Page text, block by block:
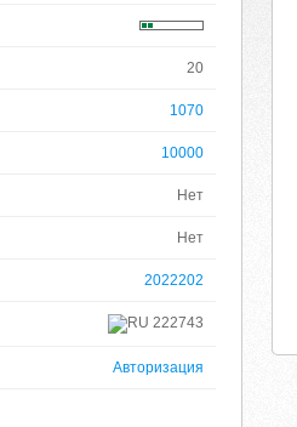
20
1070
10000
Нет
Нет
2022202
222743
Авторизация